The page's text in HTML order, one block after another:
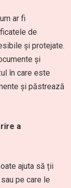
ar fi
de
și protejate.
și
în care este
și păstrează
a
ajuta să ții
pe care le